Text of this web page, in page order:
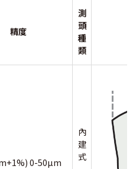
精度
測
頭
種
類
0-50µm
內
建
式